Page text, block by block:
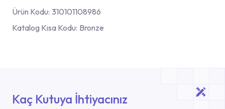
Ürün Kodu: 310101108986
Katalog Kısa Kodu: Bronze
Kaç Kutuya İhtiyacınız